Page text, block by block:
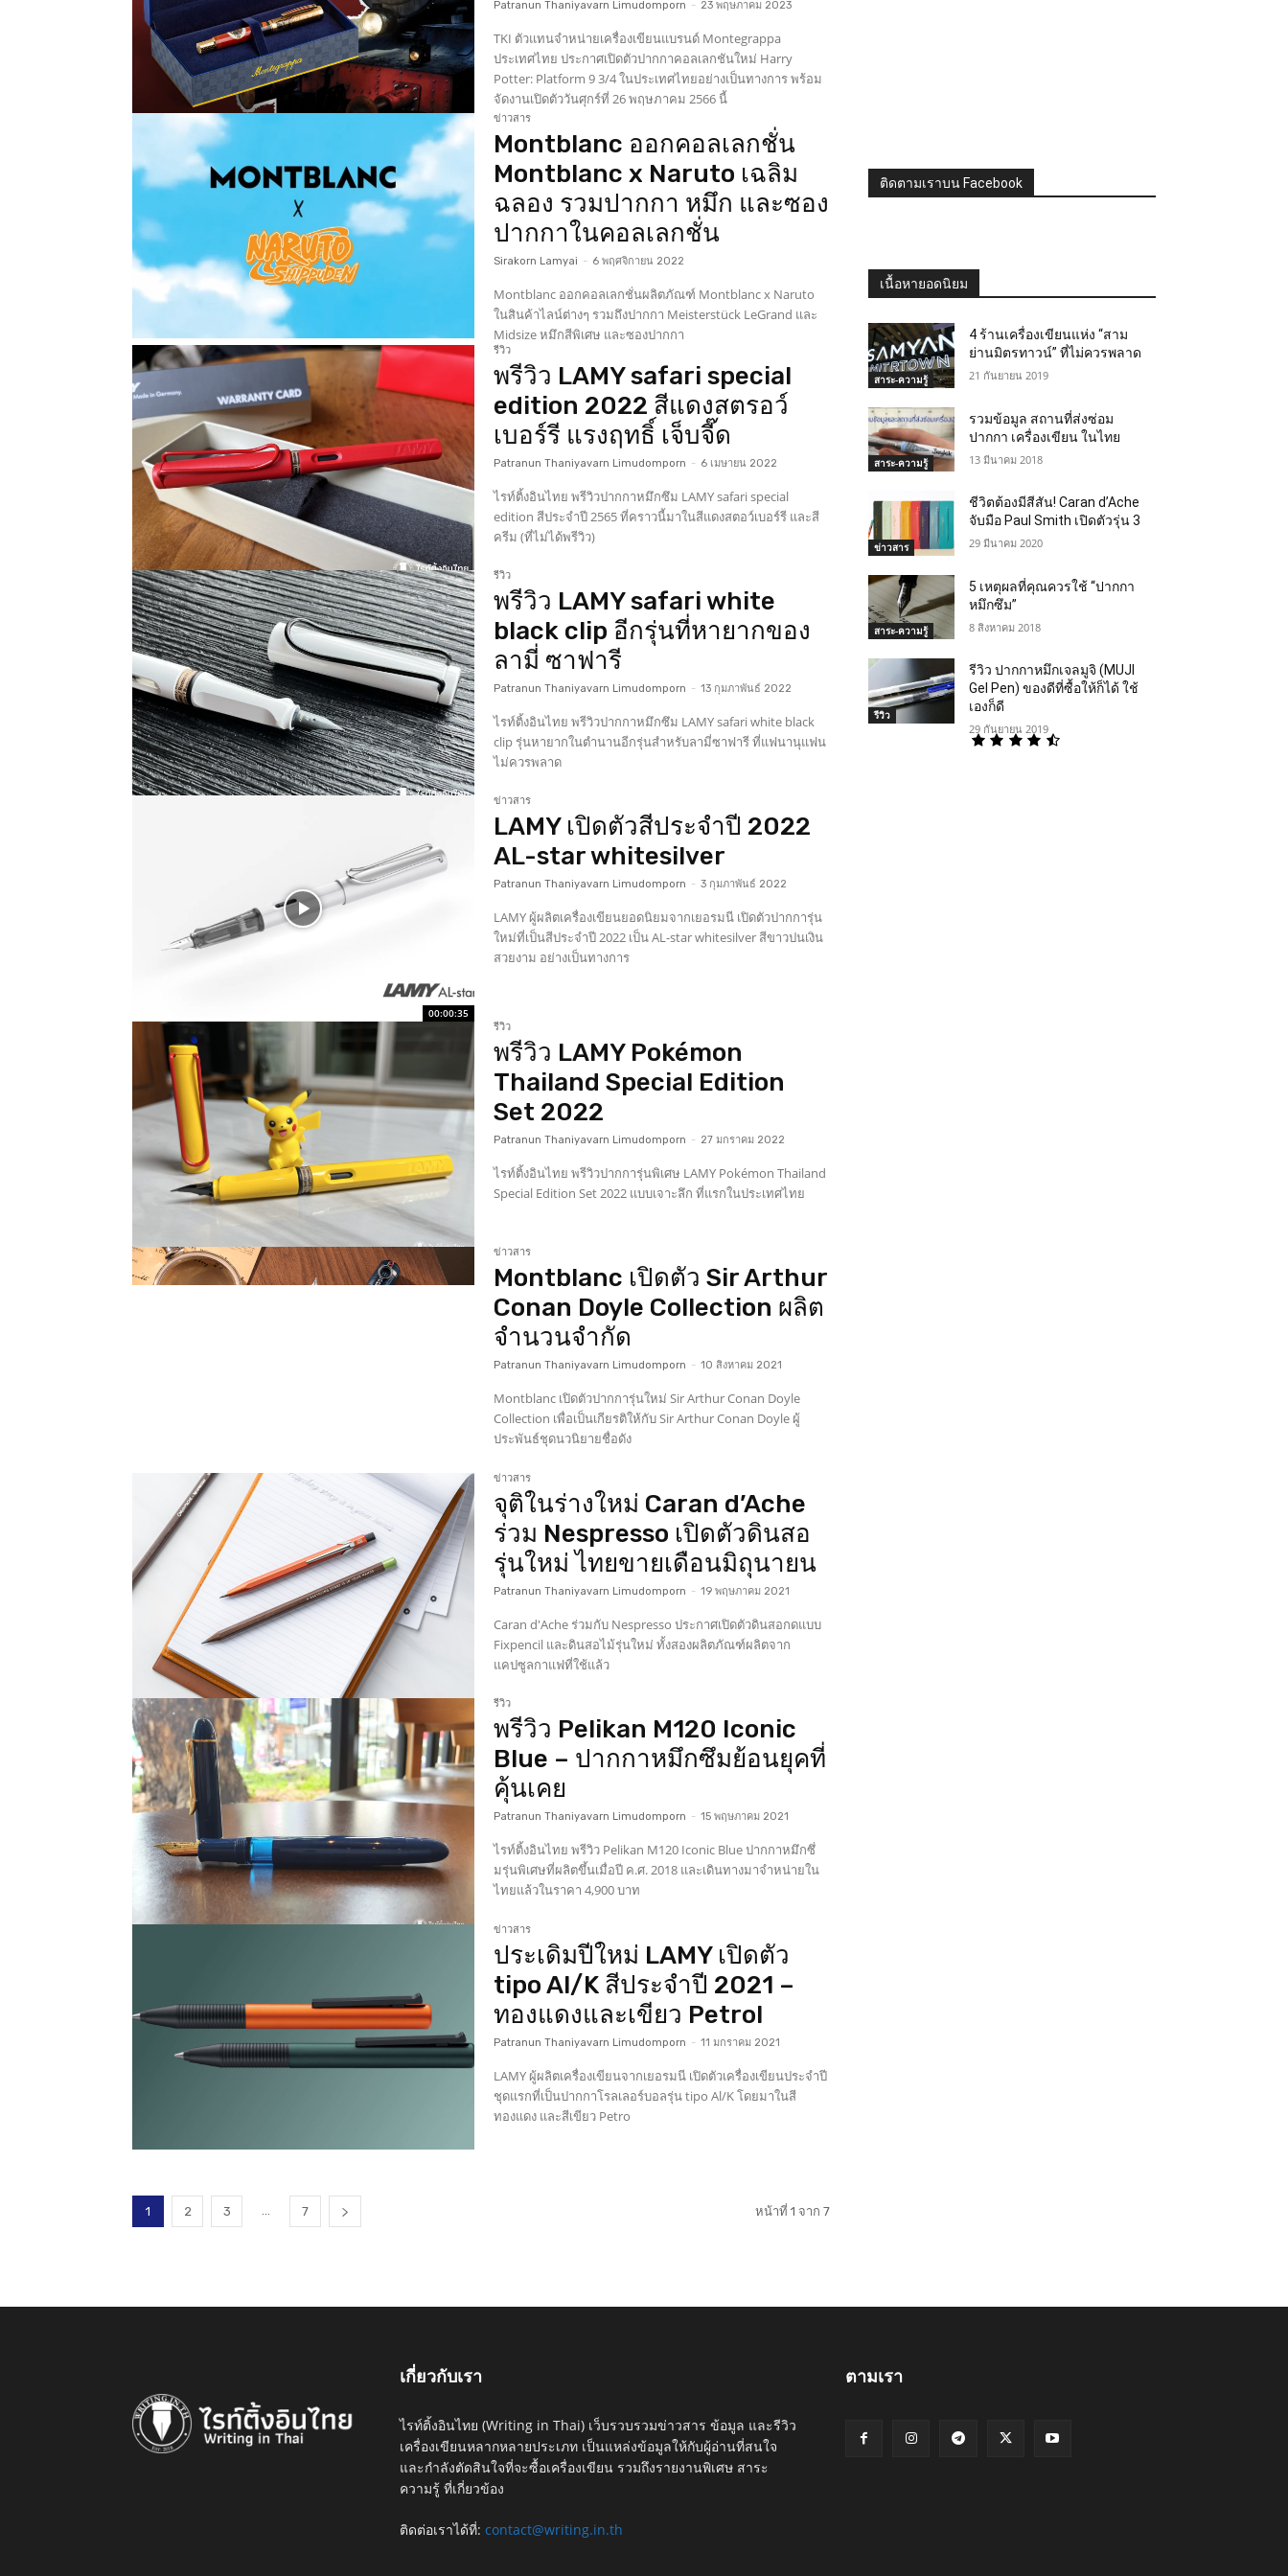
Patranun Thaniyavarn Limudomporn - 23 พฤษภาคม 2023
TKI ตัวแทนจำหน่ายเครื่องเขียนแบรนด์ Montegrappa
ประเทศไทย ประกาศเปิดตัวปากกาคอลเลกชันใหม่ Harry
Potter: Platform 9 3/4 ในประเทศไทยอย่างเป็นทางการ พร้อม
จัดงานเปิดตัววันศุกร์ที่ 26 พฤษภาคม 2566 นี้
ข่าวสาร
Montblanc ออกคอลเลกชั่น
Montblanc x Naruto เฉลิม
ฉลอง รวมปากกา หมึก และซอง
ปากกาในคอลเลกชั่น
Sirakorn Lamyai - 6 พฤศจิกายน 2022
Montblanc ออกคอลเลกชั่นผลิตภัณฑ์ Montblanc x Naruto
ในสินค้าไลน์ต่างๆ รวมถึงปากกา Meisterstück LeGrand และ
Midsize หมึกสีพิเศษ และซองปากกา
รีวิว
พรีวิว LAMY safari special
edition 2022 สีแดงสตรอว์
เบอร์รี แรงฤทธิ์ เจ็บจี๊ด
Patranun Thaniyavarn Limudomporn - 6 เมษายน 2022
ไรท์ติ้งอินไทย พรีวิวปากกาหมึกซึม LAMY safari special
edition สีประจำปี 2565 ที่คราวนี้มาในสีแดงสตอว์เบอร์รี และสี
ครีม (ที่ไม่ได้พรีวิว)
รีวิว
พรีวิว LAMY safari white
black clip อีกรุ่นที่หายากของ
ลามี่ ซาฟารี
Patranun Thaniyavarn Limudomporn - 13 กุมภาพันธ์ 2022
ไรท์ติ้งอินไทย พรีวิวปากกาหมึกซึม LAMY safari white black
clip รุ่นหายากในตำนานอีกรุ่นสำหรับลามี่ซาฟารี ที่แฟนานุแฟน
ไม่ควรพลาด
00:00:35
ข่าวสาร
LAMY เปิดตัวสีประจำปี 2022
AL-star whitesilver
Patranun Thaniyavarn Limudomporn - 3 กุมภาพันธ์ 2022
LAMY ผู้ผลิตเครื่องเขียนยอดนิยมจากเยอรมนี เปิดตัวปากการุ่น
ใหม่ที่เป็นสีประจำปี 2022 เป็น AL-star whitesilver สีขาวปนเงิน
สวยงาม อย่างเป็นทางการ
รีวิว
พรีวิว LAMY Pokémon
Thailand Special Edition
Set 2022
Patranun Thaniyavarn Limudomporn - 27 มกราคม 2022
ไรท์ติ้งอินไทย พรีวิวปากการุ่นพิเศษ LAMY Pokémon Thailand
Special Edition Set 2022 แบบเจาะลึก ที่แรกในประเทศไทย
ข่าวสาร
Montblanc เปิดตัว Sir Arthur
Conan Doyle Collection ผลิต
จำนวนจำกัด
Patranun Thaniyavarn Limudomporn - 10 สิงหาคม 2021
Montblanc เปิดตัวปากการุ่นใหม่ Sir Arthur Conan Doyle
Collection เพื่อเป็นเกียรติให้กับ Sir Arthur Conan Doyle ผู้
ประพันธ์ชุดนวนิยายชื่อดัง
ข่าวสาร
จุติในร่างใหม่ Caran d’Ache
ร่วม Nespresso เปิดตัวดินสอ
รุ่นใหม่ ไทยขายเดือนมิถุนายน
Patranun Thaniyavarn Limudomporn - 19 พฤษภาคม 2021
Caran d'Ache ร่วมกับ Nespresso ประกาศเปิดตัวดินสอกดแบบ
Fixpencil และดินสอไม้รุ่นใหม่ ทั้งสองผลิตภัณฑ์ผลิตจาก
แคปซูลกาแฟที่ใช้แล้ว
รีวิว
พรีวิว Pelikan M120 Iconic
Blue – ปากกาหมึกซึมย้อนยุคที่
คุ้นเคย
Patranun Thaniyavarn Limudomporn - 15 พฤษภาคม 2021
ไรท์ติ้งอินไทย พรีวิว Pelikan M120 Iconic Blue ปากกาหมึกซึ่
มรุ่นพิเศษที่ผลิตขึ้นเมื่อปี ค.ศ. 2018 และเดินทางมาจำหน่ายใน
ไทยแล้วในราคา 4,900 บาท
ข่าวสาร
ประเดิมปีใหม่ LAMY เปิดตัว
tipo Al/K สีประจำปี 2021 –
ทองแดงและเขียว Petrol
Patranun Thaniyavarn Limudomporn - 11 มกราคม 2021
LAMY ผู้ผลิตเครื่องเขียนจากเยอรมนี เปิดตัวเครื่องเขียนประจำปี
ชุดแรกที่เป็นปากกาโรลเลอร์บอลรุ่น tipo Al/K โดยมาในสี
ทองแดง และสีเขียว Petro
1 2 3 7 หน้าที่ 1 จาก 7
ติดตามเราบน Facebook
เนื้อหายอดนิยม
สาระ-ความรู้
4 ร้านเครื่องเขียนแห่ง “สาม
ย่านมิตรทาวน์” ที่ไม่ควรพลาด
21 กันยายน 2019
สาระ-ความรู้
รวมข้อมูล สถานที่ส่งซ่อม
ปากกา เครื่องเขียน ในไทย
13 มีนาคม 2018
ข่าวสาร
ชีวิตต้องมีสีสัน! Caran d’Ache
จับมือ Paul Smith เปิดตัวรุ่น 3
29 มีนาคม 2020
สาระ-ความรู้
5 เหตุผลที่คุณควรใช้ “ปากกา
หมึกซึม”
8 สิงหาคม 2018
รีวิว
รีวิว ปากกาหมึกเจลมูจิ (MUJI
Gel Pen) ของดีที่ซื้อให้ก็ได้ ใช้
เองก็ดี
29 กันยายน 2019
เกี่ยวกับเรา
ไรท์ติ้งอินไทย (Writing in Thai) เว็บรวบรวมข่าวสาร ข้อมูล และรีวิว
เครื่องเขียนหลากหลายประเภท เป็นแหล่งข้อมูลให้กับผู้อ่านที่สนใจ
และกำลังตัดสินใจที่จะซื้อเครื่องเขียน รวมถึงรายงานพิเศษ สาระ
ความรู้ ที่เกี่ยวข้อง
ติดต่อเราได้ที่: contact@writing.in.th
ตามเรา